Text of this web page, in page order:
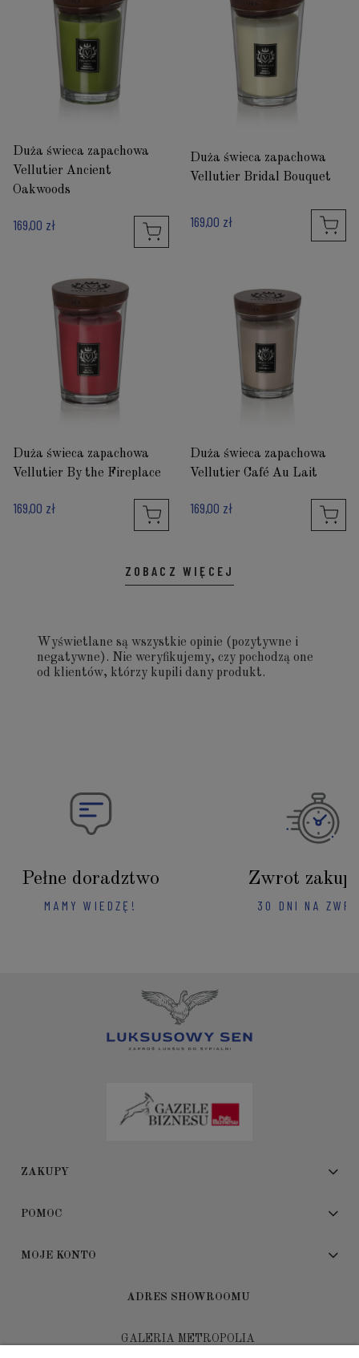
Duża świeca zapachowa
Vellutier Ancient
Oakwoods
169,00 zł
Duża świeca zapachowa
Vellutier Bridal Bouquet
169,00 zł
Duża świeca zapachowa
Vellutier By the Fireplace
169,00 zł
Duża świeca zapachowa
Vellutier Café Au Lait
169,00 zł
ZOBACZ WIĘCEJ
Wyświetlane są wszystkie opinie (pozytywne i
negatywne). Nie weryfikujemy, czy pochodzą one
od klientów, którzy kupili dany produkt.
Pełne doradztwo
MAMY WIEDZĘ!
Zwrot
30 DNI NA
ZAKUPY
POMOC
MOJE KONTO
ADRES SHOWROOMU
GALERIA METROPOLIA